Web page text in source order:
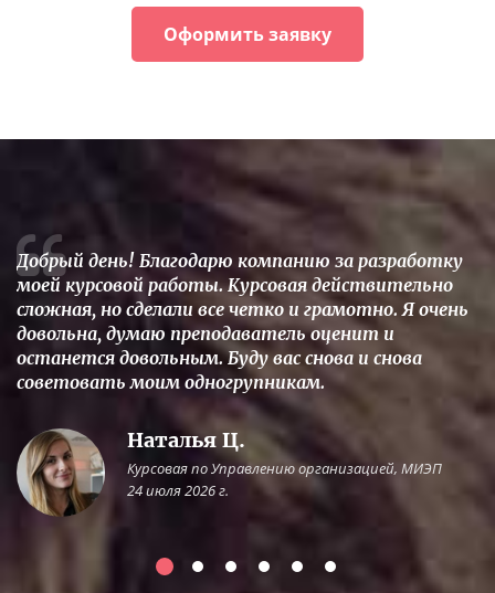
Оформить заявку
Добрый день! Благодарю компанию за разработку
моей курсовой работы. Курсовая действительно
сложная, но сделали все четко и грамотно. Я очень
довольна, думаю преподаватель оценит и
останется довольным. Буду вас снова и снова
советовать моим одногрупникам.
Наталья Ц.
Курсовая по Управлению организацией, МИЭП
24 июля 2026 г.